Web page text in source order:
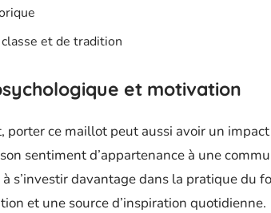
et de tradition
et motivation
porter ce maillot peut aussi avoir un
sentiment d’appartenance à une
à s’investir davantage dans la pratique du
et une source d’inspiration quotidienne.